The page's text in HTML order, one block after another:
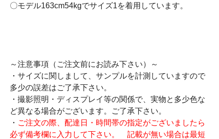
〇モデル163cm54kgでサイズ1を着用しています。
～注意事項（ご注文前にお読み下さい）～
・サイズに関しまして、サンプルを計測していますので
多少の誤差はご了承下さい。
・撮影照明・ディスプレイ等の関係で、実物と多少色な
ど異なる場合がございます。ご了承下さい。
・ ご注文の際、配達日・時間帯の指定がございましたら
必ず備考欄に入力して下さい。 記載が無い場合は最短